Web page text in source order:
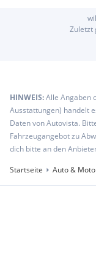
Zuletzt
HINWEIS:Alle Angaben
Ausstattungen) handelt
Daten von Autovista.
Fahrzeugangebot zu
dich bitte an den
Startseite
Auto &